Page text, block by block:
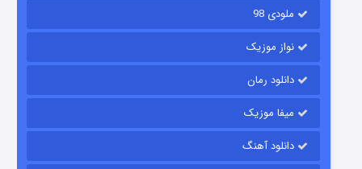
ملودی 98
نواز موزیک
دانلود رمان
میفا موزیک
دانلود آهنگ